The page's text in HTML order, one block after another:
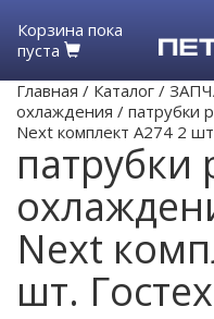
Корзина пока
пуста
Главная / Каталог /
охлаждения / патрубки
Next комплект A274 2
патрубки
Next
шт. Гостех